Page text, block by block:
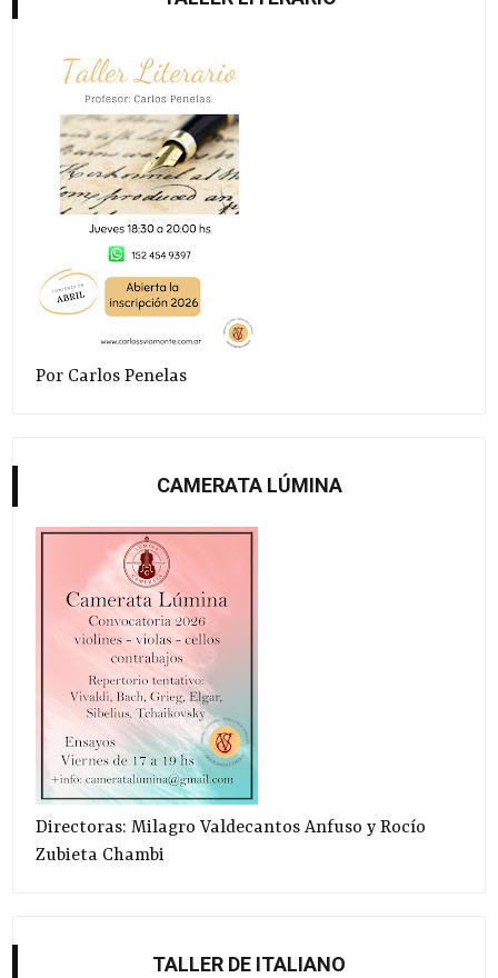
Por Carlos Penelas
CAMERATA LÚMINA
Directoras: Milagro Valdecantos Anfuso y Rocío
Zubieta Chambi
TALLER DE ITALIANO